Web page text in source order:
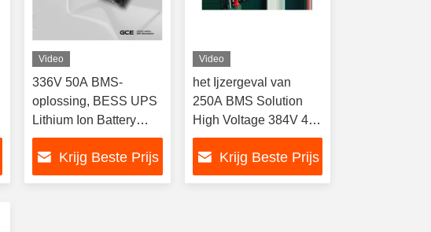
Video
336V 50A BMS-
oplossing, BESS UPS
Lithium Ion Battery
Management System
Krijg Beste Prijs
Video
het Ijzergeval van
250A BMS Solution
High Voltage 384V 4U
voor BESS And
BackupKrijg Beste Prijs